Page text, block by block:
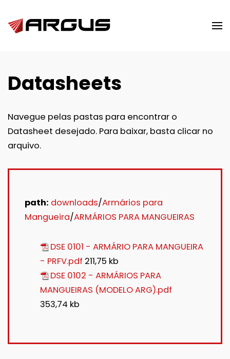
Skip to main content
Datasheets
Navegue pelas pastas para encontrar o
Datasheet desejado. Para baixar, basta clicar no
arquivo.
path: downloads/Armários para
Mangueira/ARMÁRIOS PARA MANGUEIRAS
DSE 0101 - ARMÁRIO PARA MANGUEIRA
- PRFV.pdf 211,75 kb
DSE 0102 - ARMÁRIOS PARA
MANGUEIRAS (MODELO ARG).pdf
353,74 kb